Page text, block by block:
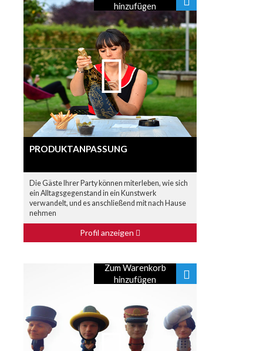
hinzufügen
PRODUKTANPASSUNG
Die Gäste Ihrer Party können miterleben, wie sich
ein Alltagsgegenstand in ein Kunstwerk
verwandelt, und es anschließend mit nach Hause
nehmen
Profil anzeigen
Zum Warenkorb
hinzufügen